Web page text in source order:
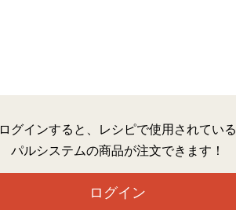
ログインすると、レシピで使用されている
パルシステムの商品が注文できます！
ログイン